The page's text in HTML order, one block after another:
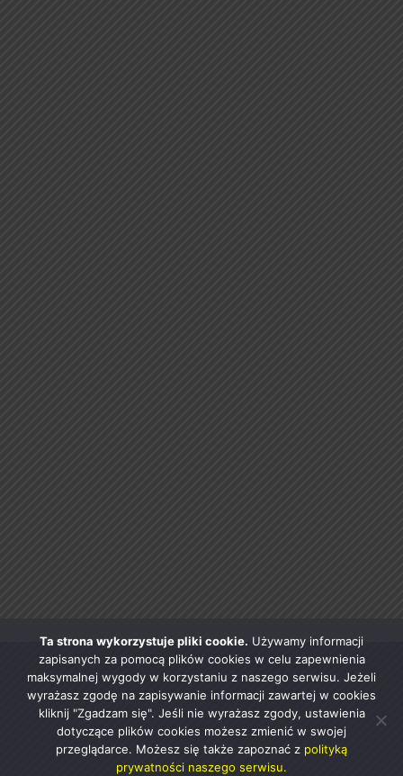
Ta strona wykorzystuje pliki cookie. Używamy informacji
zapisanych za pomocą plików cookies w celu zapewnienia
maksymalnej wygody w korzystaniu z naszego serwisu. Jeżeli
wyrażasz zgodę na zapisywanie informacji zawartej w cookies
kliknij "Zgadzam się". Jeśli nie wyrażasz zgody, ustawienia
dotyczące plików cookies możesz zmienić w swojej
przeglądarce. Możesz się także zapoznać z polityką
prywatności naszego serwisu.